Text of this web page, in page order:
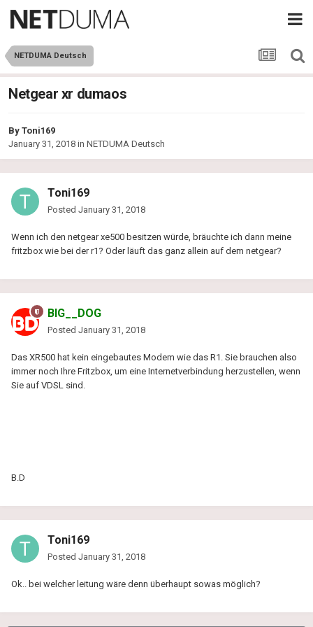
NETDUMA Deutsch
Netgear xr dumaos
By Toni169
January 31, 2018 in NETDUMA Deutsch
Toni169
Posted January 31, 2018
Wenn ich den netgear xe500 besitzen würde, bräuchte ich dann meine
fritzbox wie bei der r1? Oder läuft das ganz allein auf dem netgear?
BIG__DOG
Posted January 31, 2018
Das XR500 hat kein eingebautes Modem wie das R1. Sie brauchen also
immer noch Ihre Fritzbox, um eine Internetverbindung herzustellen, wenn
Sie auf VDSL sind.
B.D
Toni169
Posted January 31, 2018
Ok.. bei welcher leitung wäre denn überhaupt sowas möglich?